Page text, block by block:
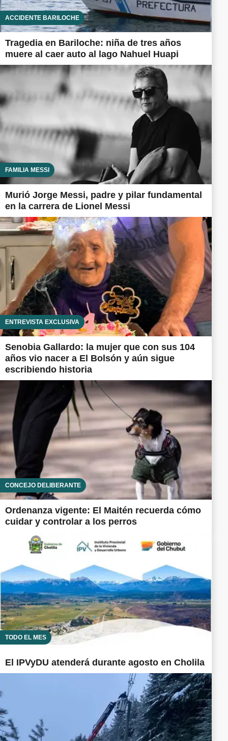
ACCIDENTE BARILOCHE
Tragedia en Bariloche: niña de tres años
muere al caer auto al lago Nahuel Huapi
FAMILIA MESSI
Murió Jorge Messi, padre y pilar fundamental
en la carrera de Lionel Messi
ENTREVISTA EXCLUSIVA
Senobia Gallardo: la mujer que con sus 104
años vio nacer a El Bolsón y aún sigue
escribiendo historia
CONCEJO DELIBERANTE
Ordenanza vigente: El Maitén recuerda cómo
cuidar y controlar a los perros
TODO EL MES
El IPVyDU atenderá durante agosto en Cholila